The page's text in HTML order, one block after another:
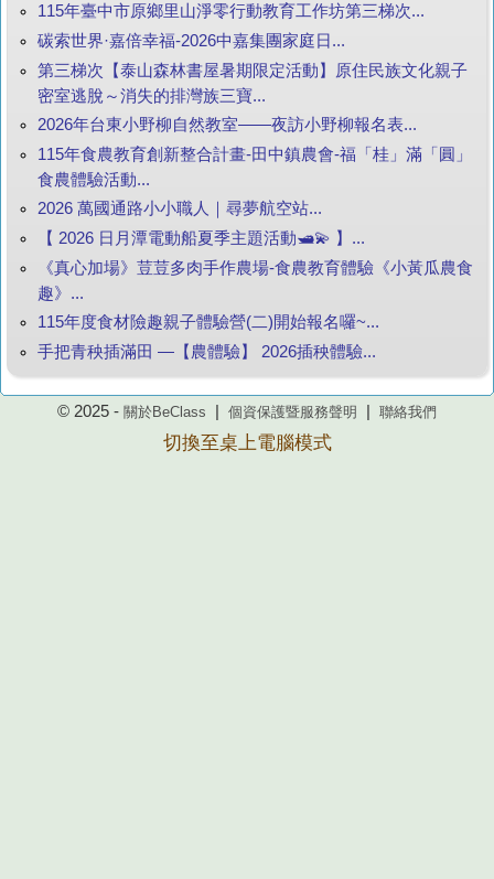
115年臺中市原鄉里山淨零行動教育工作坊第三梯次...
碳索世界·嘉倍幸福-2026中嘉集團家庭日...
第三梯次【泰山森林書屋暑期限定活動】原住民族文化親子
密室逃脫～消失的排灣族三寶...
2026年台東小野柳自然教室——夜訪小野柳報名表...
115年食農教育創新整合計畫-田中鎮農會-福「桂」滿「圓」
食農體驗活動...
2026 萬國通路小小職人｜尋夢航空站...
【 2026 日月潭電動船夏季主題活動🛥️💫 】...
《真心加場》荳荳多肉手作農場-食農教育體驗《小黃瓜農食
趣》...
115年度食材險趣親子體驗營(二)開始報名囉~...
手把青秧插滿田 —【農體驗】 2026插秧體驗...
© 2025 - 關於BeClass 個資保護暨服務聲明 聯絡我們
切換至桌上電腦模式